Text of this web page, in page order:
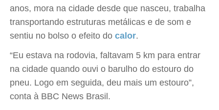
anos, mora na cidade desde que nasceu, trabalha
transportando estruturas metálicas e de som e
sentiu no bolso o efeito do calor.
“Eu estava na rodovia, faltavam 5 km para entrar
na cidade quando ouvi o barulho do estouro do
pneu. Logo em seguida, deu mais um estouro”,
conta à BBC News Brasil.